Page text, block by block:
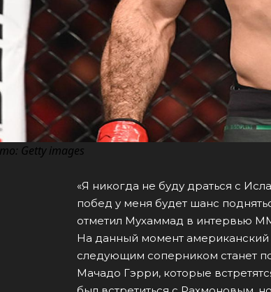
Getty images
«Я никогда не буду драться с
побед у меня будет шанс
отметил Мухаммад в интервью
На данный момент американский
следующим соперником станет
Мачадо Гэрри, которые